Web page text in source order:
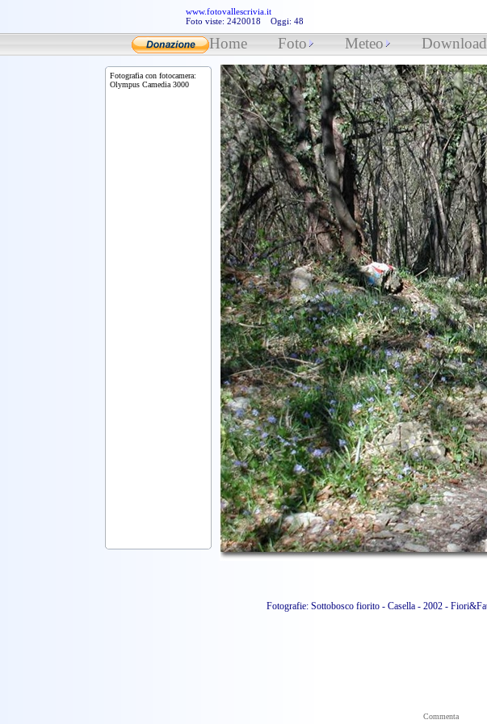
www.fotovallescrivia.it
Foto viste: 2420018 Oggi: 48
Home Foto Meteo Download
Fotografie: Sottobosco fiorito - Casella - 2002 -
Commenta
Fotografia con fotocamera:
Olympus Camedia 3000